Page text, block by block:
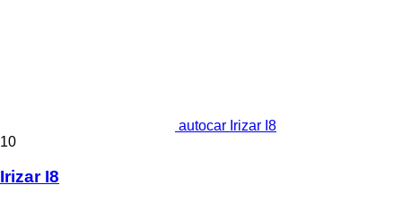
autocar Irizar I8
10
Irizar I8